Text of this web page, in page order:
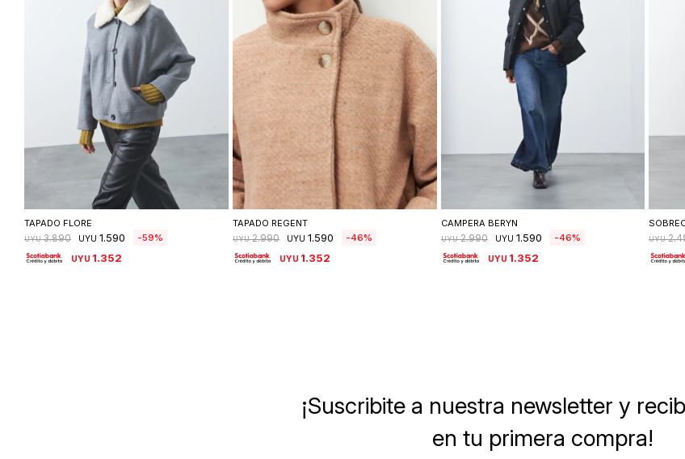
Seleccionar talle
TAPADO FLORE
UYU 3.890 UYU 1.590 59
UYU 1.352
Seleccionar talle
TAPADO REGENT
UYU 2.990 UYU 1.590 46
UYU 1.352
CAMPERA BERYN
UYU 2.990 UYU 1.590 46
UYU 1.352
UYU
¡Suscribite a nuestra newsletter y
en tu primera compra!